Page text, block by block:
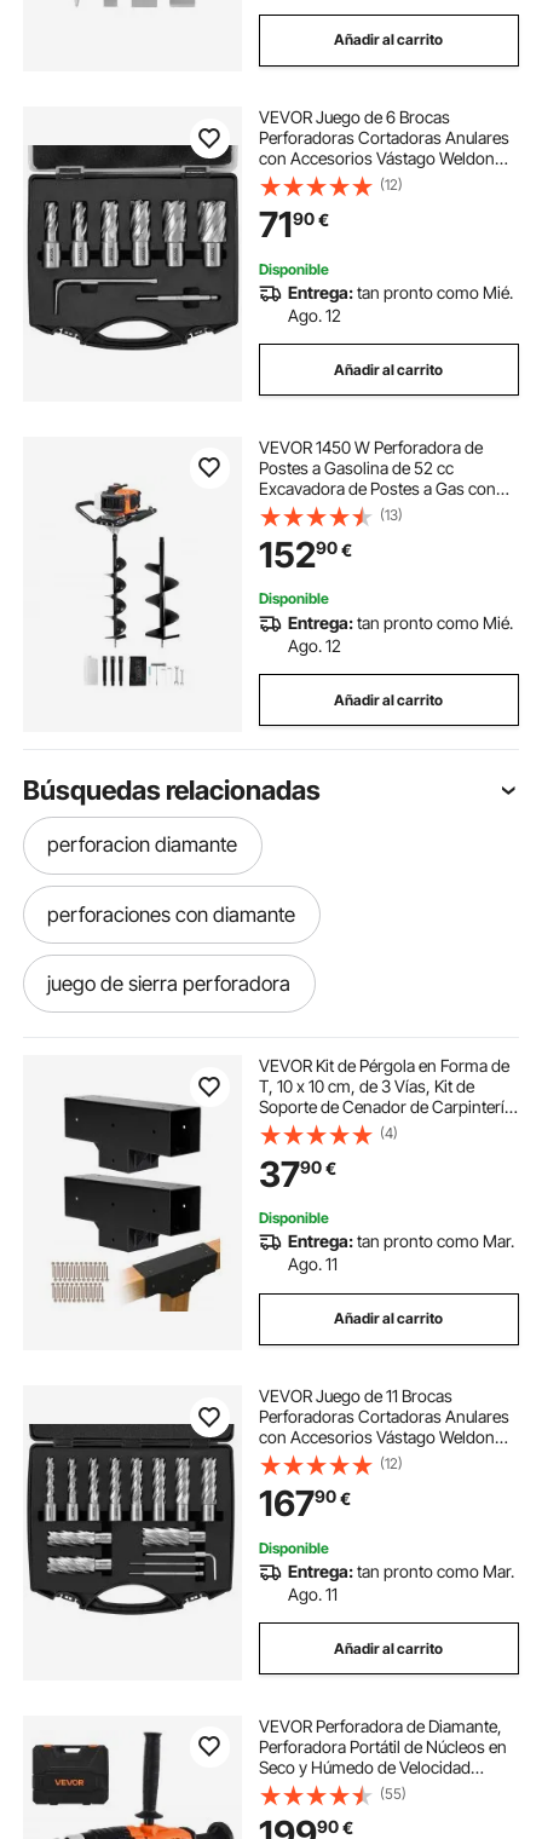
Añadir al carrito
VEVOR Juego de 6 Brocas
Perforadoras Cortadoras Anulares
con Accesorios Vástago Weldon
Diámetro 13-27 mm Profundidad de
25 mm en Acero Rápido HSS
Accesorios para Perforación
Magnética en Metales
(12)
7190€
Disponible
Entrega:tan pronto como Mié.
Ago. 12
Añadir al carrito
VEVOR 1450 W Perforadora de
Postes a Gasolina de 52 cc
Excavadora de Postes a Gas con
Brocas de 150 y 250 mm y 3 Varillas
de Extensión para Postes de
Cercas Y Plantas de Jardín, Naranja
y Negro
(13)
15290€
Disponible
Entrega:tan pronto como Mié.
Ago. 12
Añadir al carrito
Búsquedas relacionadas
perforacion diamante
perforaciones con diamante
juego de sierra perforadora
perforadores electricos
perforadora eléctrica
maquina perforadora de hormigon diamante
plantilla de perforación para agujeros
brocas para perforación
Sierra de Agujero para Perforación
broca perforacion brocas perforación
broca de núcleo de diamante
brocas diamantes para hormigon
VEVOR Kit de Pérgola en Forma de
T, 10 x 10 cm, de 3 Vías, Kit de
Soporte de Cenador de Carpintería
DIY con Tornillos para Vigas de
Madera de 92 x 92 mm en Tamaño
Real para Banquetes y Fiestas
(4)
3790€
Disponible
Entrega:tan pronto como Mar.
Ago. 11
Añadir al carrito
VEVOR Juego de 11 Brocas
Perforadoras Cortadoras Anulares
con Accesorios Vástago Weldon
Diámetro 11-27 mm Profundidad de
50,8 mm en Acero Rápido HSS
Accesorios para Perforación
Magnética en Metales
(12)
16790€
Disponible
Entrega:tan pronto como Mar.
Ago. 11
Añadir al carrito
VEVOR Perforadora de Diamante,
Perforadora Portátil de Núcleos en
Seco y Húmedo de Velocidad
Variable de 0 a 1800 RPM con 4
Brocas, Diámetro de Perforación de
20-160 mm para Hormigón,
(55)
90€